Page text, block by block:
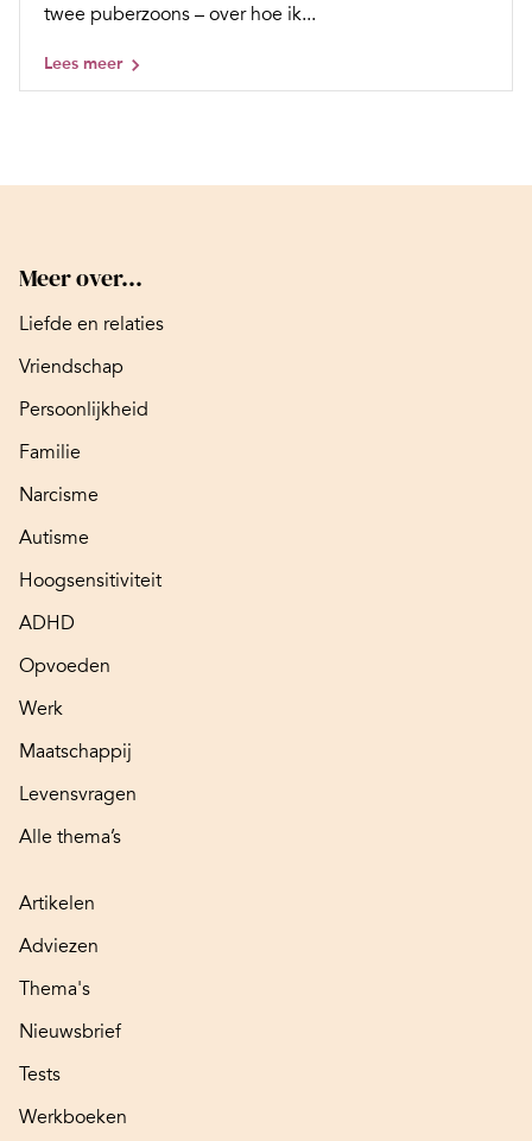
twee puberzoons – over hoe ik...
Lees meer
Meer over...
Liefde en relaties
Vriendschap
Persoonlijkheid
Familie
Narcisme
Autisme
Hoogsensitiviteit
ADHD
Opvoeden
Werk
Maatschappij
Levensvragen
Alle thema’s
Artikelen
Adviezen
Thema's
Nieuwsbrief
Tests
Werkboeken